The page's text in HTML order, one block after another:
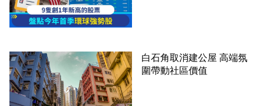
白石角取消建公屋 高端氛
圍帶動社區價值